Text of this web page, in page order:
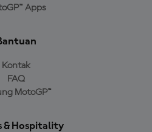
Apps
Kontak
FAQ
MotoGP™
& Hospitality